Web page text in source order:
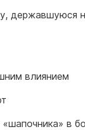
державшуюся
влиянием
«шапочника» в